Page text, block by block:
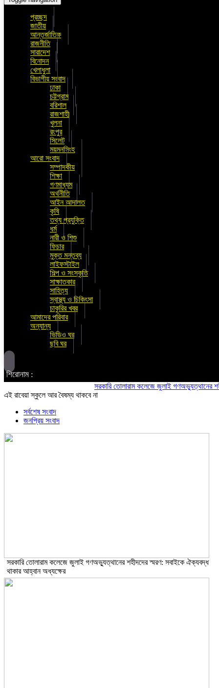
প্রচ্ছদ
জাতীয়
আন্তর্জাতিক
রাজনীতি
সারাদেশ
বিনোদন
খেলাধুলা
বিভাগীয় সংবাদ
ঢাকা
চট্টগ্রাম
বরিশাল
রাজশাহী
খুলনা
রংপুর
সিলেট
ময়মনসিংহ
আরো সংবাদ
সম্পাদকীয়
শিক্ষা
গণমাধ্যম
অর্থনীতি
আইন আদালত
কৃষি
তথ্য প্রযুক্তি
ধর্ম
নারী ও শিশু
ফিচার
মুক্ত মন্তব্য
লাইফস্টাইল
শিল্প ও সংস্কৃতি
সাক্ষাতকার
সাহিত্য
স্বাস্থ্য ও চিকিৎসা
চাকুরির খবর
আমাদের পরিবার
অন্যান্য
ভিডিও ঘর
ছবি ঘর
শিরোনাম :
সরকারি তোলারাম কলেজে জুলাই গণঅভ্যুত্থানের
এই রাবেয়া স্কুলে আর বৈষম্য থাকবে না
সর্বশেষ সংবাদ
জনপ্রিয় সংবাদ
সরকারি তোলারাম কলেজে জুলাই গণঅভ্যুত্থানের শহীদদের স্মরণ: সবাইকে ঐক্যবদ্ধ
থাকার আহ্বান অধ্যক্ষের